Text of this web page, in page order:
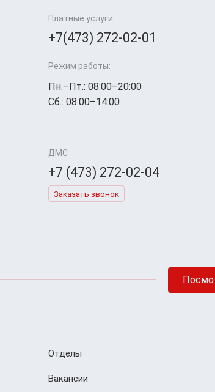
Платные услуги
+7(473) 272-02-01
Режим работы:
Пн.–Пт.: 08:00–20:00
Сб.: 08:00–14:00
ДМС
+7 (473) 272-02-04
Заказать звонок
Отделы
Вакансии